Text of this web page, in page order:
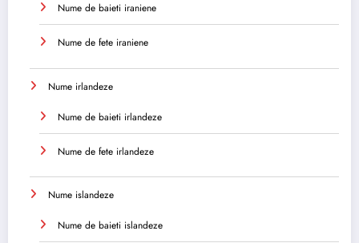
Nume de baieti iraniene
Nume de fete iraniene
Nume irlandeze
Nume de baieti irlandeze
Nume de fete irlandeze
Nume islandeze
Nume de baieti islandeze